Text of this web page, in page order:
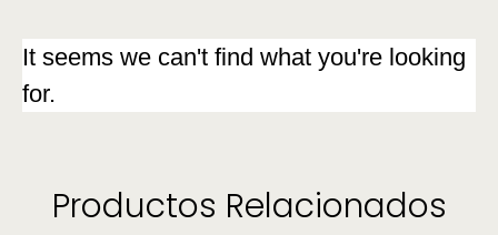
It seems we can't find what you're looking
for.
Productos Relacionados